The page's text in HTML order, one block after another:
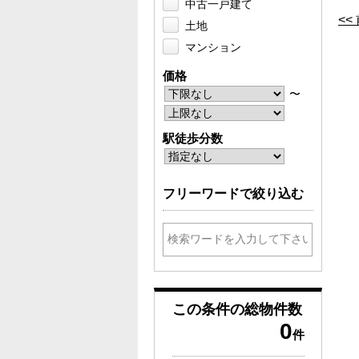
<<
中古一戸建て
土地
マンション
価格
〜
駅徒歩分数
フリーワードで絞り込む
この条件の総物件数
0件